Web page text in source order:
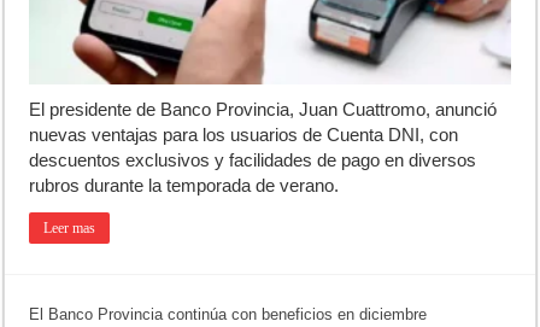
El presidente de Banco Provincia, Juan Cuattromo, anunció
nuevas ventajas para los usuarios de Cuenta DNI, con
descuentos exclusivos y facilidades de pago en diversos
rubros durante la temporada de verano.
Leer mas
El Banco Provincia continúa con beneficios en diciembre